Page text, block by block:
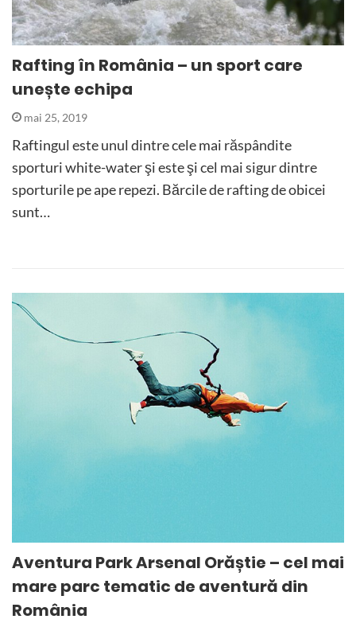
Rafting în România – un sport care
unește echipa
mai 25, 2019
Raftingul este unul dintre cele mai răspândite
sporturi white-water şi este şi cel mai sigur dintre
sporturile pe ape repezi. Bărcile de rafting de obicei
sunt…
Aventura Park Arsenal Orăștie – cel mai
mare parc tematic de aventură din
România